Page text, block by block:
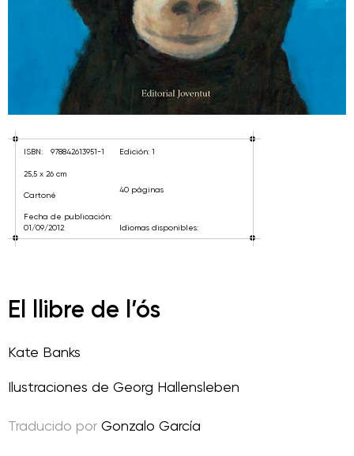
ISBN: 978842613951-1
25,5 x 26 cm
Cartoné
Fecha de publicación:
01/09/2012
Edición: 1
40 páginas
Idiomas disponibles:
El llibre de l’ós
Kate Banks
Ilustraciones de Georg Hallensleben
Traducido por Gonzalo García